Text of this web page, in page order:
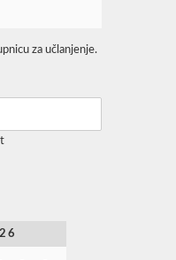
za učlanjenje.